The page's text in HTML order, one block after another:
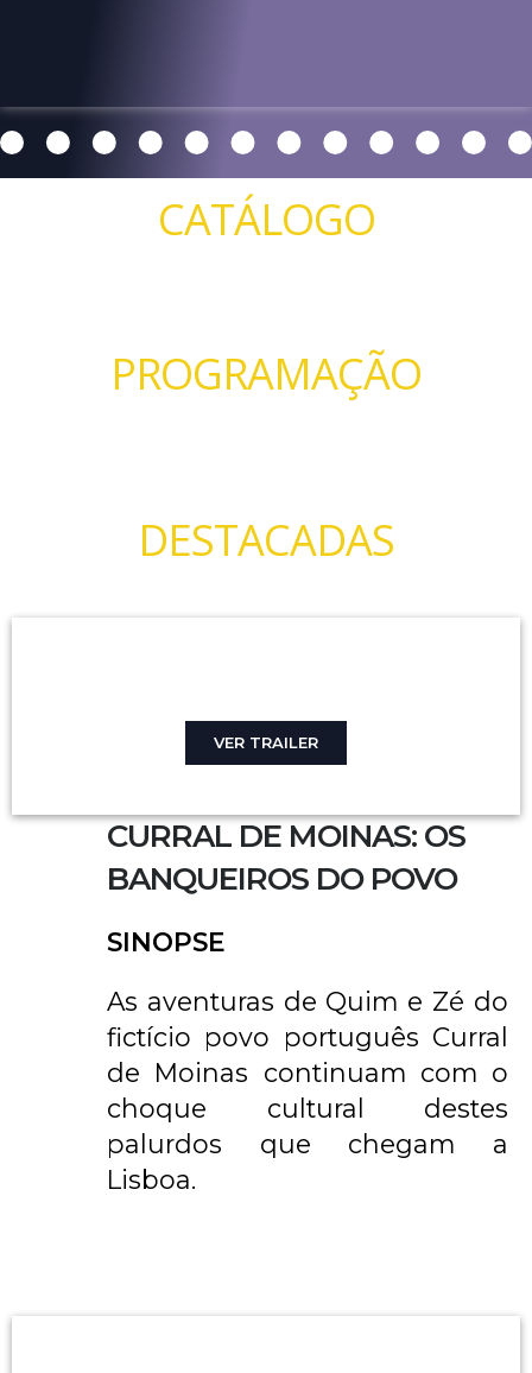
CATÁLOGO
PROGRAMAÇÃO
DESTACADAS
VER TRAILER
CURRAL DE MOINAS: OS
BANQUEIROS DO POVO
SINOPSE
As aventuras de Quim e Zé do
fictício povo português Curral
de Moinas continuam com o
choque cultural destes
palurdos que chegam a
Lisboa.